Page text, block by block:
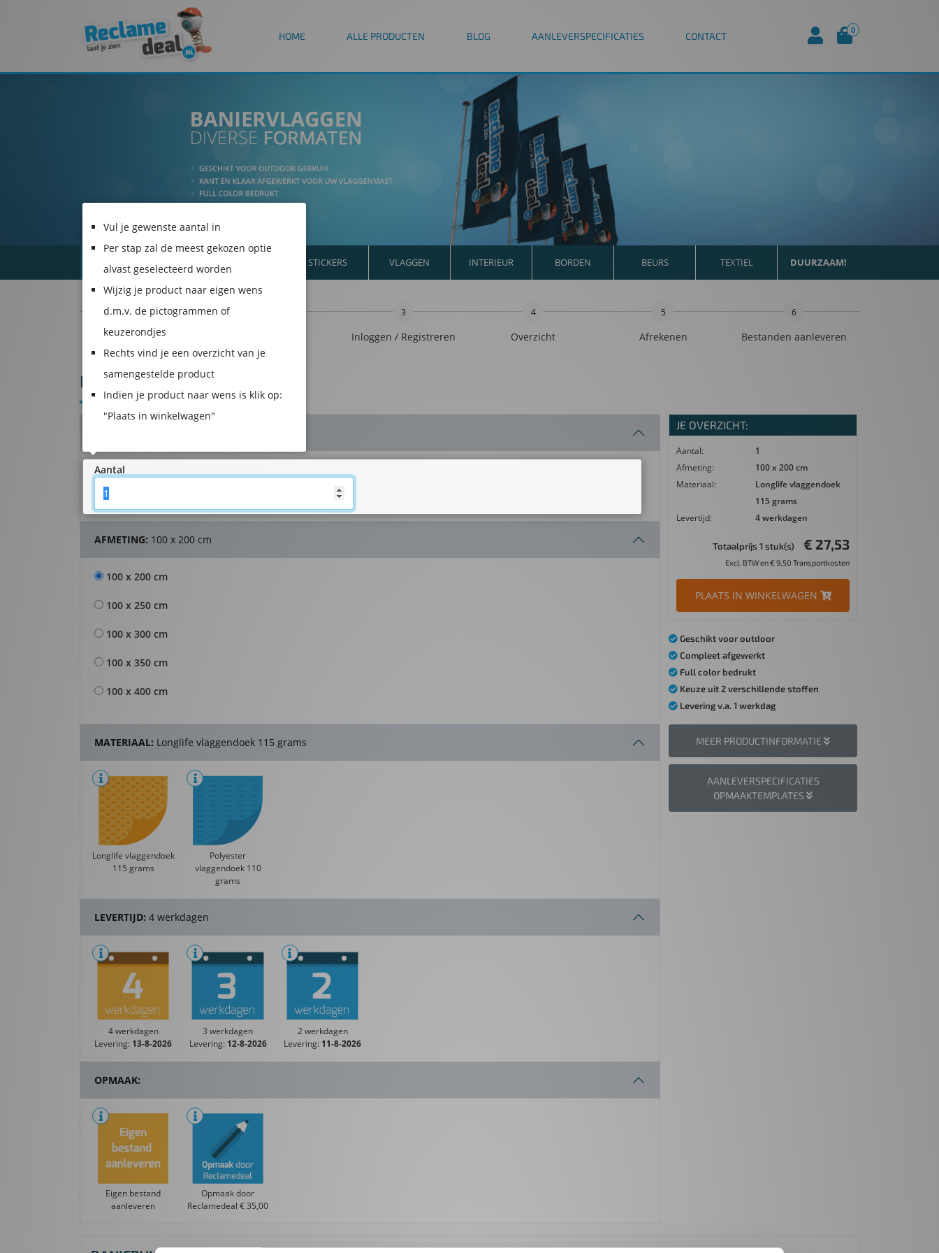
HOME ALLE PRODUCTEN BLOG AANLEVERSPECIFICATIES CONTACT
0
ALLE PRODUCTEN SPANDOEKEN STICKERS VLAGGEN INTERIEUR BORDEN BEURS TEXTIEL DUURZAAM!
1
Product samenstellen
3
Inloggen / Registreren
4
Overzicht
5
Afrekenen
6
Bestanden aanleveren
BANIERVLAGGEN
Aantal
AFMETING: 100 x 200 cm
100 x 200 cm
100 x 250 cm
100 x 300 cm
100 x 350 cm
100 x 400 cm
MATERIAAL: Longlife vlaggendoek 115 grams
Longlife vlaggendoek
115 grams
Polyester
vlaggendoek 110
grams
LEVERTIJD: 4 werkdagen
4 werkdagen
Levering: 13-8-2026
3 werkdagen
Levering: 12-8-2026
2 werkdagen
Levering: 11-8-2026
OPMAAK:
Eigen bestand
aanleveren
Opmaak door
Reclamedeal € 35,00
JE OVERZICHT:
Aantal:
1
Afmeting:
100 x 200 cm
Materiaal:
Longlife vlaggendoek
115 grams
Levertijd:
4 werkdagen
Totaalprijs 1 stuk(s) € 27,53
Excl. BTW en € 9,50 Transportkosten
PLAATS IN WINKELWAGEN
Geschikt voor outdoor
Compleet afgewerkt
Full color bedrukt
Keuze uit 2 verschillende stoffen
Levering v.a. 1 werkdag
MEER PRODUCTINFORMATIE
AANLEVERSPECIFICATIES
OPMAAKTEMPLATES
Vul je gewenste aantal in
Per stap zal de meest gekozen optie
alvast geselecteerd worden
Wijzig je product naar eigen wens
d.m.v. de pictogrammen of
keuzerondjes
Rechts vind je een overzicht van je
samengestelde product
Indien je product naar wens is klik op:
"Plaats in winkelwagen"